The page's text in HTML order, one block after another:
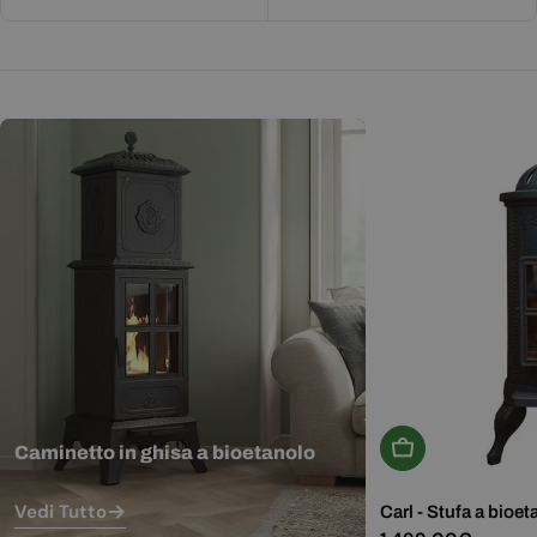
Caminetto in ghisa a bioetanolo
Vedi Tutto
Aggiungi Al
Carl - Stufa a